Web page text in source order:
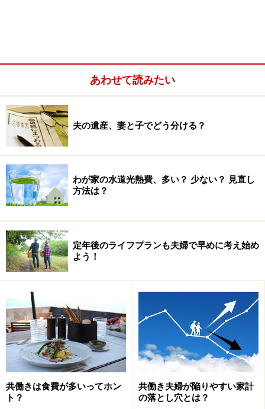
配偶者の手取り年収を知らない夫婦は、半
数！
オールアバウトが運営するマーケティング・チャネル
「生活トレンド研究所
計」に関する調査を実施したところ、配偶者の手取りの
年収（各種税金や年金、財形貯蓄等を差し引いたもの）
を知らないと答えた人は44.9％で、半数近くいたという
驚きの結果でした。
※「一般生活者の景況感と家計」に関するアンケート調査
（生活トレンド研究所）より
男女別に見ると、知らないと回答した男性（夫）41.7％
に対して、女性（妻）48.0％なので、夫よりも妻の方が
あわせて読みたい
夫の遺産、妻と子でどう分ける？
わが家の水道光熱費、多い？ 少ない？ 見直し
方法は？
定年後のライフプランも夫婦で早めに考え始め
よう！
共働きは食費が多いってホン
ト？
共働き夫婦が陥りやすい家計
の落とし穴とは？